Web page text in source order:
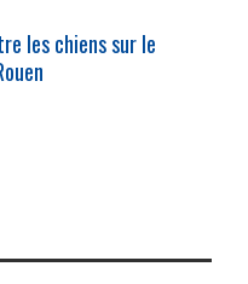
les chiens sur le